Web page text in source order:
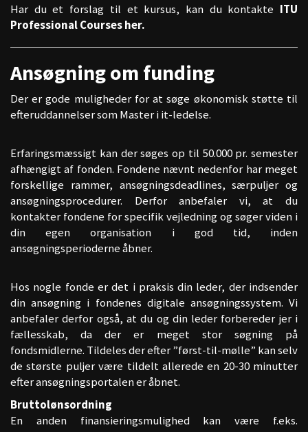
Har du et forslag til et kursus, kan du kontakte ITU
Professional Courses her.
Ansøgning om funding
Der er gode muligheder for at søge økonomisk støtte til
efteruddannelser som Master i it-ledelse.
Erfaringsmæssigt kan der søges op til 50.000 pr. semester
afhængigt af fonden. Fondene nævnt nedenfor har meget
forskellige rammer, ansøgningsdeadlines, særpuljer og
ansøgningsprocedurer. Derfor anbefaler vi, at du
kontakter fondene for specifik vejledning og søger viden i
din egen organisation i god tid, inden
ansøgningsperioderne åbner.
Hos nogle fonde er det i praksis din leder, der indsender
din ansøgning i fondenes digitale ansøgningssystem. Vi
anbefaler derfor også, at du og din leder forbereder jer i
fællesskab, da der er meget stor søgning på
fondsmidlerne. Tildeles der efter ”først-til-mølle” kan selv
de største puljer være tildelt allerede en 20-30 minutter
efter ansøgningsportalen er åbnet.
Bruttolønsordning
En anden finansieringsmulighed kan være f.eks.